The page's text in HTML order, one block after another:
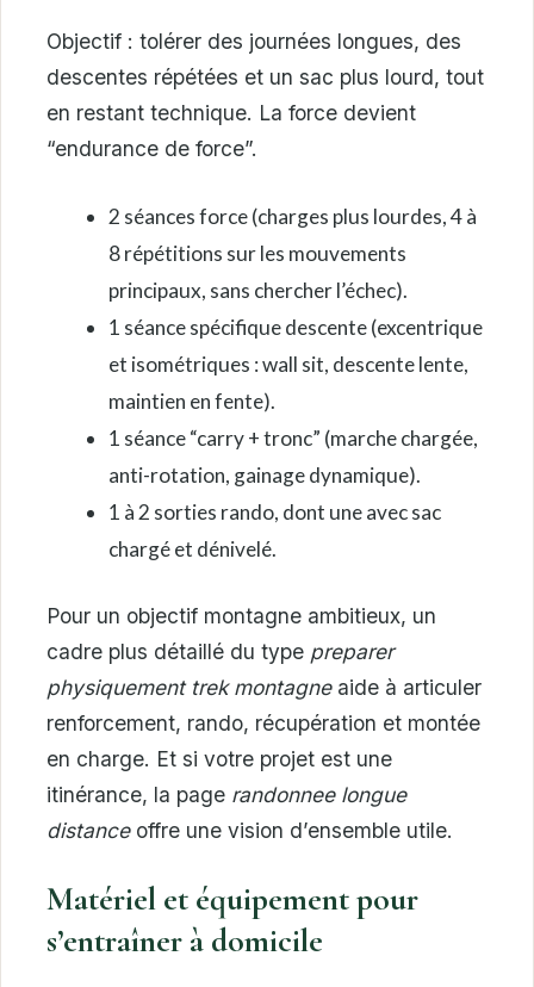
Objectif : tolérer des journées longues, des
descentes répétées et un sac plus lourd, tout
en restant technique. La force devient
“endurance de force”.
2 séances force (charges plus lourdes, 4 à
8 répétitions sur les mouvements
principaux, sans chercher l’échec).
1 séance spécifique descente (excentrique
et isométriques : wall sit, descente lente,
maintien en fente).
1 séance “carry + tronc” (marche chargée,
anti-rotation, gainage dynamique).
1 à 2 sorties rando, dont une avec sac
chargé et dénivelé.
Pour un objectif montagne ambitieux, un
cadre plus détaillé du type preparer
physiquement trek montagneaide à articuler
renforcement, rando, récupération et montée
en charge. Et si votre projet est une
itinérance, la page randonnee longue
distanceoffre une vision d’ensemble utile.
Matériel et équipement pour
s’entraîner à domicile